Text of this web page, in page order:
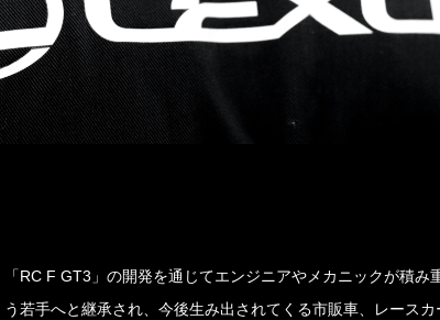
「RC F GT3」の開発を通じてエンジニアやメカニックが積
う若手へと継承され、今後生み出されてくる市販車、レース